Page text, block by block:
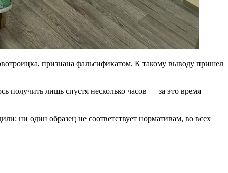
признана фальсификатом. К такому выводу пришел
получить лишь спустя несколько часов — за это время
ни один образец не соответствует нормативам, во всех